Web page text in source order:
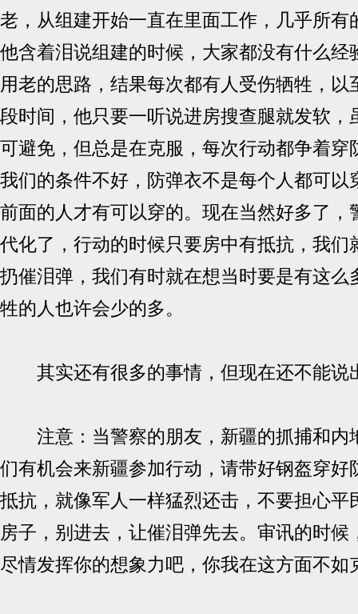
老，从组建开始一直在里面工作，几乎所有
他含着泪说组建的时候，大家都没有什么经
用老的思路，结果每次都有人受伤牺牲，以
段时间，他只要一听说进房搜查腿就发软，
可避免，但总是在克服，每次行动都争着穿
我们的条件不好，防弹衣不是每个人都可以
前面的人才有可以穿的。现在当然好多了，
代化了，行动的时候只要房中有抵抗，我们
扔催泪弹，我们有时就在想当时要是有这么
牲的人也许会少的多。
其实还有很多的事情，但现在还不能说
注意：当警察的朋友，新疆的抓捕和内
们有机会来新疆参加行动，请带好钢盔穿好
抵抗，就像军人一样猛烈还击，不要担心平
房子，别进去，让催泪弹先去。审讯的时候
尽情发挥你的想象力吧，你我在这方面不如